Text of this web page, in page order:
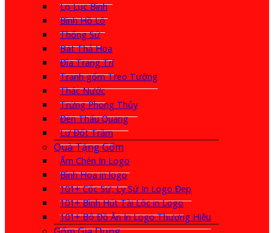
Lọ Lục Bình
Bình Hồ Lô
Thống Sứ
Bát Thả Hoa
Đĩa Trang Trí
Tranh gốm Treo Tường
Thác Nước
Trứng Phong Thủy
Đèn Thấu Quang
Lư Đốt Trầm
Quà Tặng Gốm
Ấm Chén In Logo
Bình Hoa in logo
101+ Cốc Sứ, Ly Sứ In Logo Đẹp
101+ Bình Hút Tài Lộc in Logo
101+ Bộ Đồ Ăn In Logo Thương Hiệu